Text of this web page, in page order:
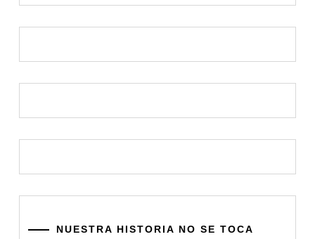
NUESTRA HISTORIA NO SE TOCA